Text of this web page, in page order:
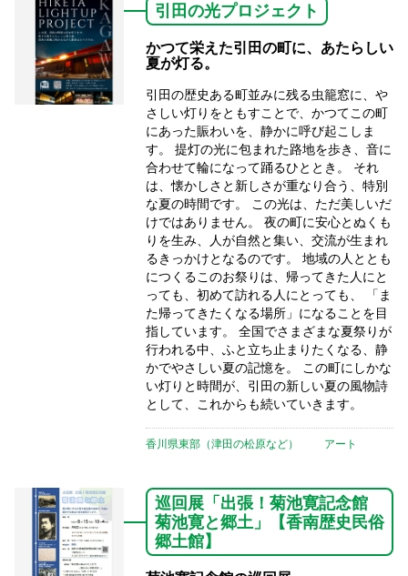
引田の光プロジェクト
かつて栄えた引田の町に、あたらしい
夏が灯る。
引田の歴史ある町並みに残る虫籠窓に、や
さしい灯りをともすことで、かつてこの町
にあった賑わいを、静かに呼び起こしま
す。 提灯の光に包まれた路地を歩き、音に
合わせて輪になって踊るひととき。 それ
は、懐かしさと新しさが重なり合う、特別
な夏の時間です。 この光は、ただ美しいだ
けではありません。 夜の町に安心とぬくも
りを生み、人が自然と集い、交流が生まれ
るきっかけとなるのです。 地域の人ととも
につくるこのお祭りは、帰ってきた人にと
っても、初めて訪れる人にとっても、 「ま
た帰ってきたくなる場所」になることを目
指しています。 全国でさまざまな夏祭りが
行われる中、ふと立ち止まりたくなる、静
かでやさしい夏の記憶を。 この町にしかな
い灯りと時間が、引田の新しい夏の風物詩
として、これからも続いていきます。
香川県東部（津田の松原など） アート
巡回展「出張！菊池寛記念館
菊池寛と郷土」【香南歴史民俗
郷土館】